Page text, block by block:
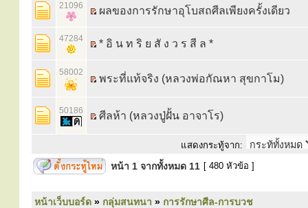
21096 ผลของการรักษาอุโบสถศีลเพียงครั้งเดียว
47284 * อิ น ท ริ ย สั ง ว ร สี ล *
58002
พระที่แท้จริง (หลวงพ่อกัณหา สุขกาโม)
50186 ศีลห้า (หลวงปู่ฝั้น อาจาโร)
แสดงกระทู้จาก:
หน้า 1 จากทั้งหมด 11 [ 480 หัวข้อ ]
หน้าเว็บบอร์ด » กลุ่มสนทนา » การรักษาศีล-การบวช